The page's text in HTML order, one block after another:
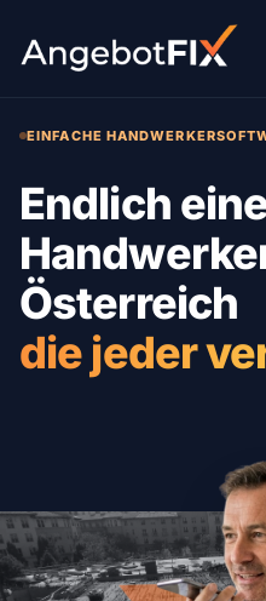
EINFACHE
Endlich
Österreich
die jeder